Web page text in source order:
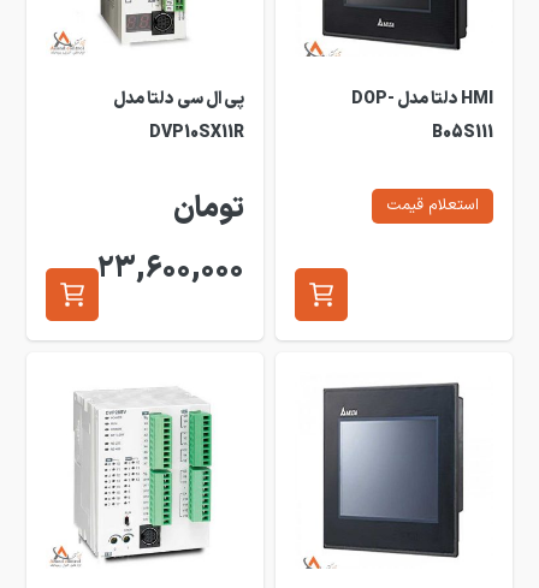
HMI دلتا مدل DOP-
B05S111
استعلام قیمت
پی ال سی دلتا مدل
DVP10SX11R
تومان
23,600,000